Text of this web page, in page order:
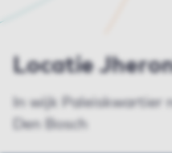
Locatie
In wijk Paleiskwartier
Den Bosch